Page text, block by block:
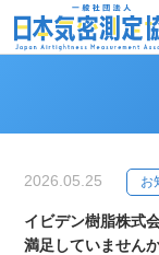
入会ご希望の方
2026.05.25 お
イビデン樹脂株式
満足していません